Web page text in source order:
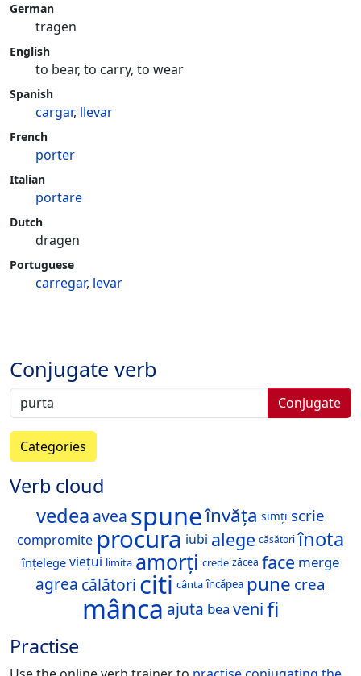
German
tragen
English
to bear, to carry, to wear
Spanish
cargar, llevar
French
porter
Italian
portare
Dutch
dragen
Portuguese
carregar, levar
Conjugate verb
Conjugate
Categories
Verb cloud
vedea avea spuneînvăța simți scrie
compromite procura iubi alege căsători înota
înțelege viețui limita amorți crede zăcea face merge
agrea călători citi cânta încăpea pune crea
mânca ajuta bea venifi
Practise